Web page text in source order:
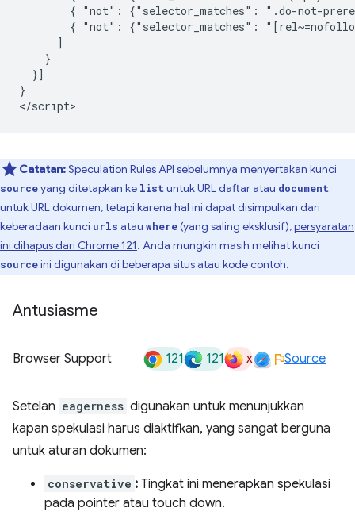
{ "not": {"selector_matches": ".do-not-
{ "not": {"selector_matches":
      ]
    }
  }]
}
Catatan:Speculation Rules API sebelumnya menyertakan kunci
sourceyang ditetapkan ke listuntuk URL daftar atau document
untuk URL dokumen, tetapi karena hal ini dapat disimpulkan dari
keberadaan kunci urls atau where(yang saling eksklusif),persyaratan
ini dihapus dari Chrome 121. Anda mungkin masih melihat kunci
sourceini digunakan di beberapa situs atau kode contoh.
Antusiasme
Browser Support 121 121 x Source
Setelan eagerness digunakan untuk menunjukkan
kapan spekulasi harus diaktifkan, yang sangat berguna
untuk aturan dokumen:
conservative : Tingkat ini menerapkan spekulasi
pada pointer atau touch down.